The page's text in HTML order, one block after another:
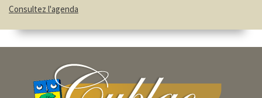
Consultez l'agenda